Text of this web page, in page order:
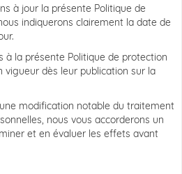
à jour la présente Politique de
indiquerons clairement la date de
à la présente Politique de protection
vigueur dès leur publication sur la
modification notable du traitement
nous vous accorderons un
et en évaluer les effets avant